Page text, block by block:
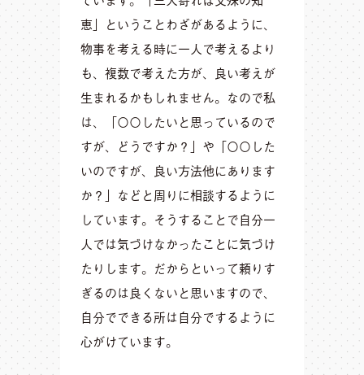
恵」ということわざがあるように、
物事を考える時に一人で考えるより
も、複数で考えた方が、良い考えが
生まれるかもしれません。なので私
は、「〇〇したいと思っているので
すが、どうですか？」や「〇〇した
いのですが、良い方法他にあります
か？」などと周りに相談するように
しています。そうすることで自分一
人では気づけなかったことに気づけ
たりします。だからといって頼りす
ぎるのは良くないと思いますので、
自分でできる所は自分でするように
心がけています。